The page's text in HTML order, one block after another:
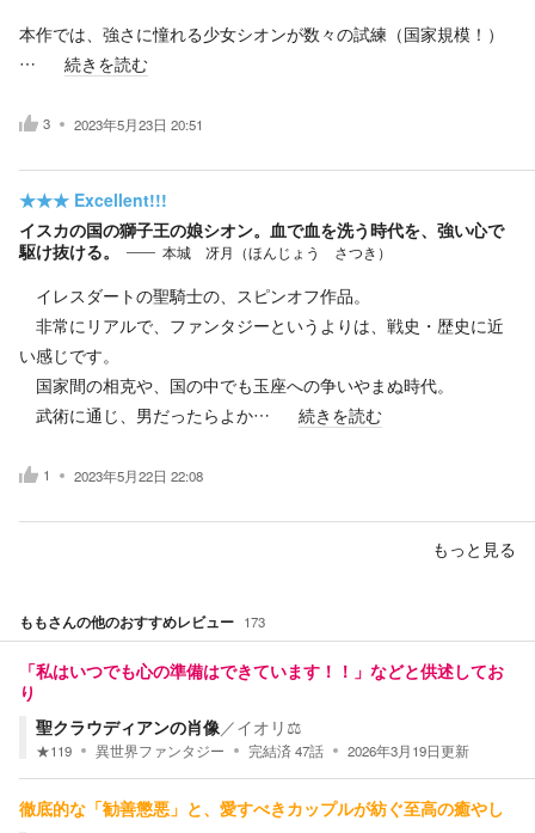
本作では、強さに憧れる少女シオンが数々の試練（国家規模！）
…
続きを読む
3 2023年5月23日 20:51
★★★ Excellent!!!
イスカの国の獅子王の娘シオン。血で血を洗う時代を、強い心で
駆け抜ける。
本城 冴月（ほんじょう さつき）
イレスダートの聖騎士の、スピンオフ作品。
非常にリアルで、ファンタジーというよりは、戦史・歴史に近
い感じです。
国家間の相克や、国の中でも玉座への争いやまぬ時代。
武術に通じ、男だったらよか…
続きを読む
1 2023年5月22日 22:08
もっと見る
ももさんの他のおすすめレビュー 173
「私はいつでも心の準備はできています！！」などと供述してお
り
聖クラウディアンの肖像 ／イオリ⚖️
★119 異世界ファンタジー 完結済47話 2026年3月19日更新
徹底的な「勧善懲悪」と、愛すべきカップルが紡ぐ至高の癒やし